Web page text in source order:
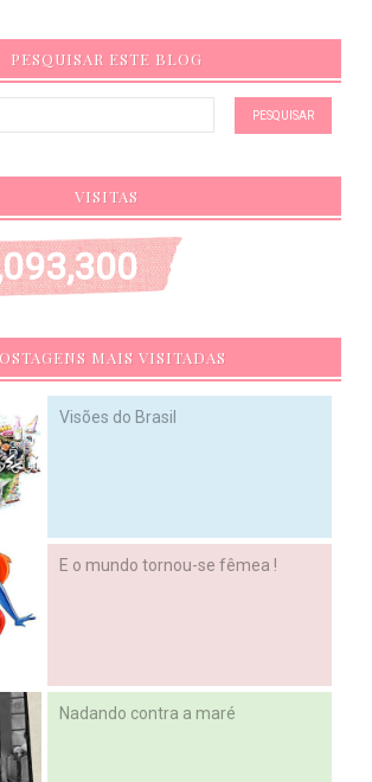
PESQUISAR ESTE BLOG
VISITAS
MAIS VISITADAS
Visões do Brasil
E o mundo tornou-se fêmea !
Nadando contra a maré